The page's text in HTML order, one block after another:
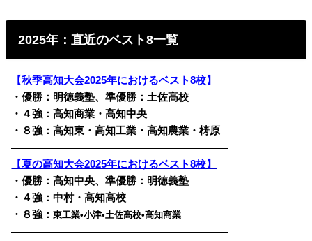
2025年：直近のベスト8一覧
【秋季高知大会2025年におけるベスト8校】
・優勝：明徳義塾、準優勝：土佐高校
・４強：高知商業・高知中央
・８強：高知東・高知工業・高知農業・梼原
————————————————————————
【夏の高知大会2025年におけるベスト8校】
・優勝：高知中央、準優勝：明徳義塾
・４強：中村・高知高校
・８強：東工業•小津•土佐高校•高知商業
————————————————————————